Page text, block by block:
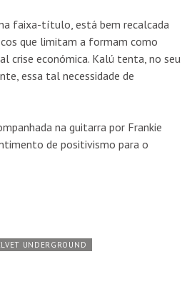
faixa-título, está bem recalcada
que limitam a formam como
crise económica. Kalú tenta, no seu
essa tal necessidade de
na guitarra por Frankie
de positivismo para o
UNDERGROUND